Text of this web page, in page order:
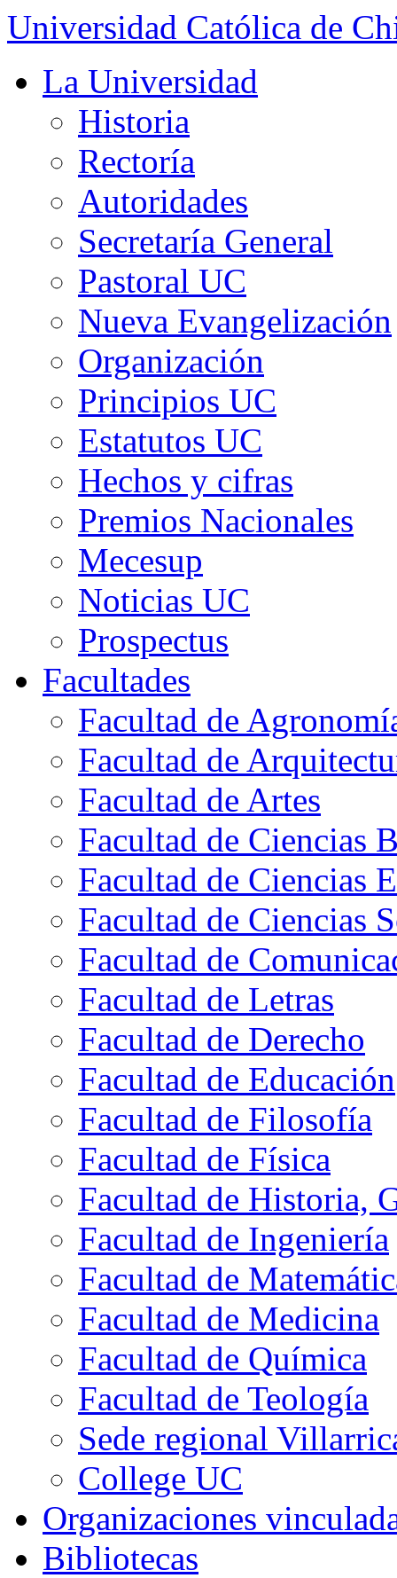
Universidad Católica de
La Universidad
Historia
Rectoría
Autoridades
Secretaría General
Pastoral UC
Nueva Evangelización
Organización
Principios UC
Estatutos UC
Hechos y cifras
Premios Nacionales
Mecesup
Noticias UC
Prospectus
Facultades
Facultad de
Facultad de
Facultad de Artes
Facultad de Ciencias
Facultad de Ciencias
Facultad de Ciencias
Facultad de
Facultad de Letras
Facultad de Derecho
Facultad de Educación
Facultad de Filosofía
Facultad de Física
Facultad de Historia,
Facultad de Ingeniería
Facultad de
Facultad de Medicina
Facultad de Química
Facultad de Teología
Sede regional
College UC
Organizaciones
Bibliotecas